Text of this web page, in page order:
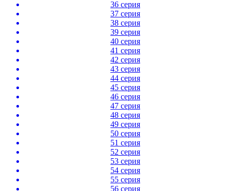
36 серия
37 серия
38 серия
39 серия
40 серия
41 серия
42 серия
43 серия
44 серия
45 серия
46 серия
47 серия
48 серия
49 серия
50 серия
51 серия
52 серия
53 серия
54 серия
55 серия
56 серия